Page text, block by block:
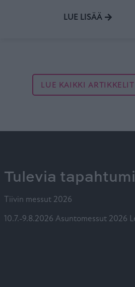
LUE LISÄÄ
LUE KAIKKI ARTIKKELIT
Tulevia
Tiivin messut 2026
10.7.-9.8.2026 Asuntomessut 2026